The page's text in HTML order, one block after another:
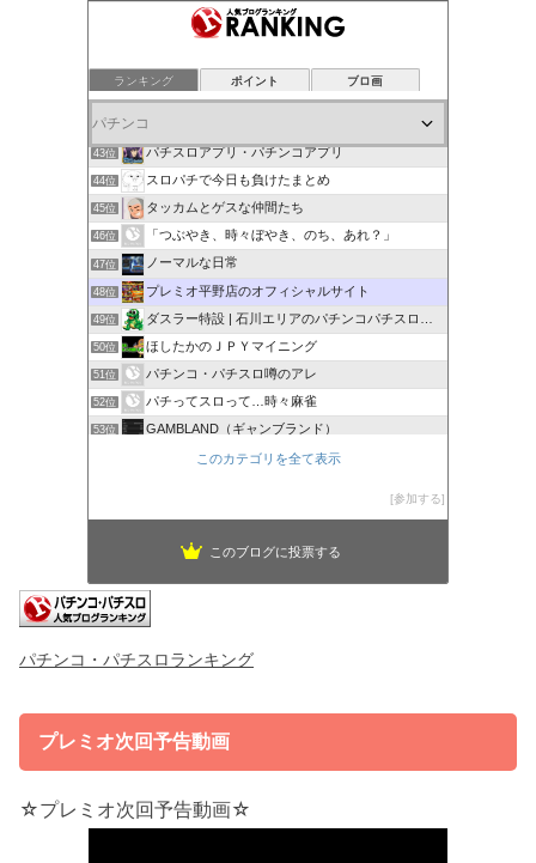
ランキング ポイント ブロ画
41位 交渉人 糸柳達成
42位 ギャンブルクラブ
43位 パチスロアプリ・パチンコアプリ
44位 スロパチで今日も負けたまとめ
45位 タッカムとゲスな仲間たち
46位 「つぶやき、時々ぼやき、のち、あれ？」
47位 ノーマルな日常
48位 プレミオ平野店のオフィシャルサイト
49位 ダスラー特設 | 石川エリアのパチンコパチスロ最新機種・取材
50位 ほしたかのＪＰＹマイニング
51位 パチンコ・パチスロ噂のアレ
52位 パチってスロって…時々麻雀
53位 GAMBLAND（ギャンブランド）
ゆる＊オタデイズ
このカテゴリを全て表示
参加する
このブログに投票する
パチンコ・パチスロランキング
プレミオ次回予告動画
☆プレミオ次回予告動画☆